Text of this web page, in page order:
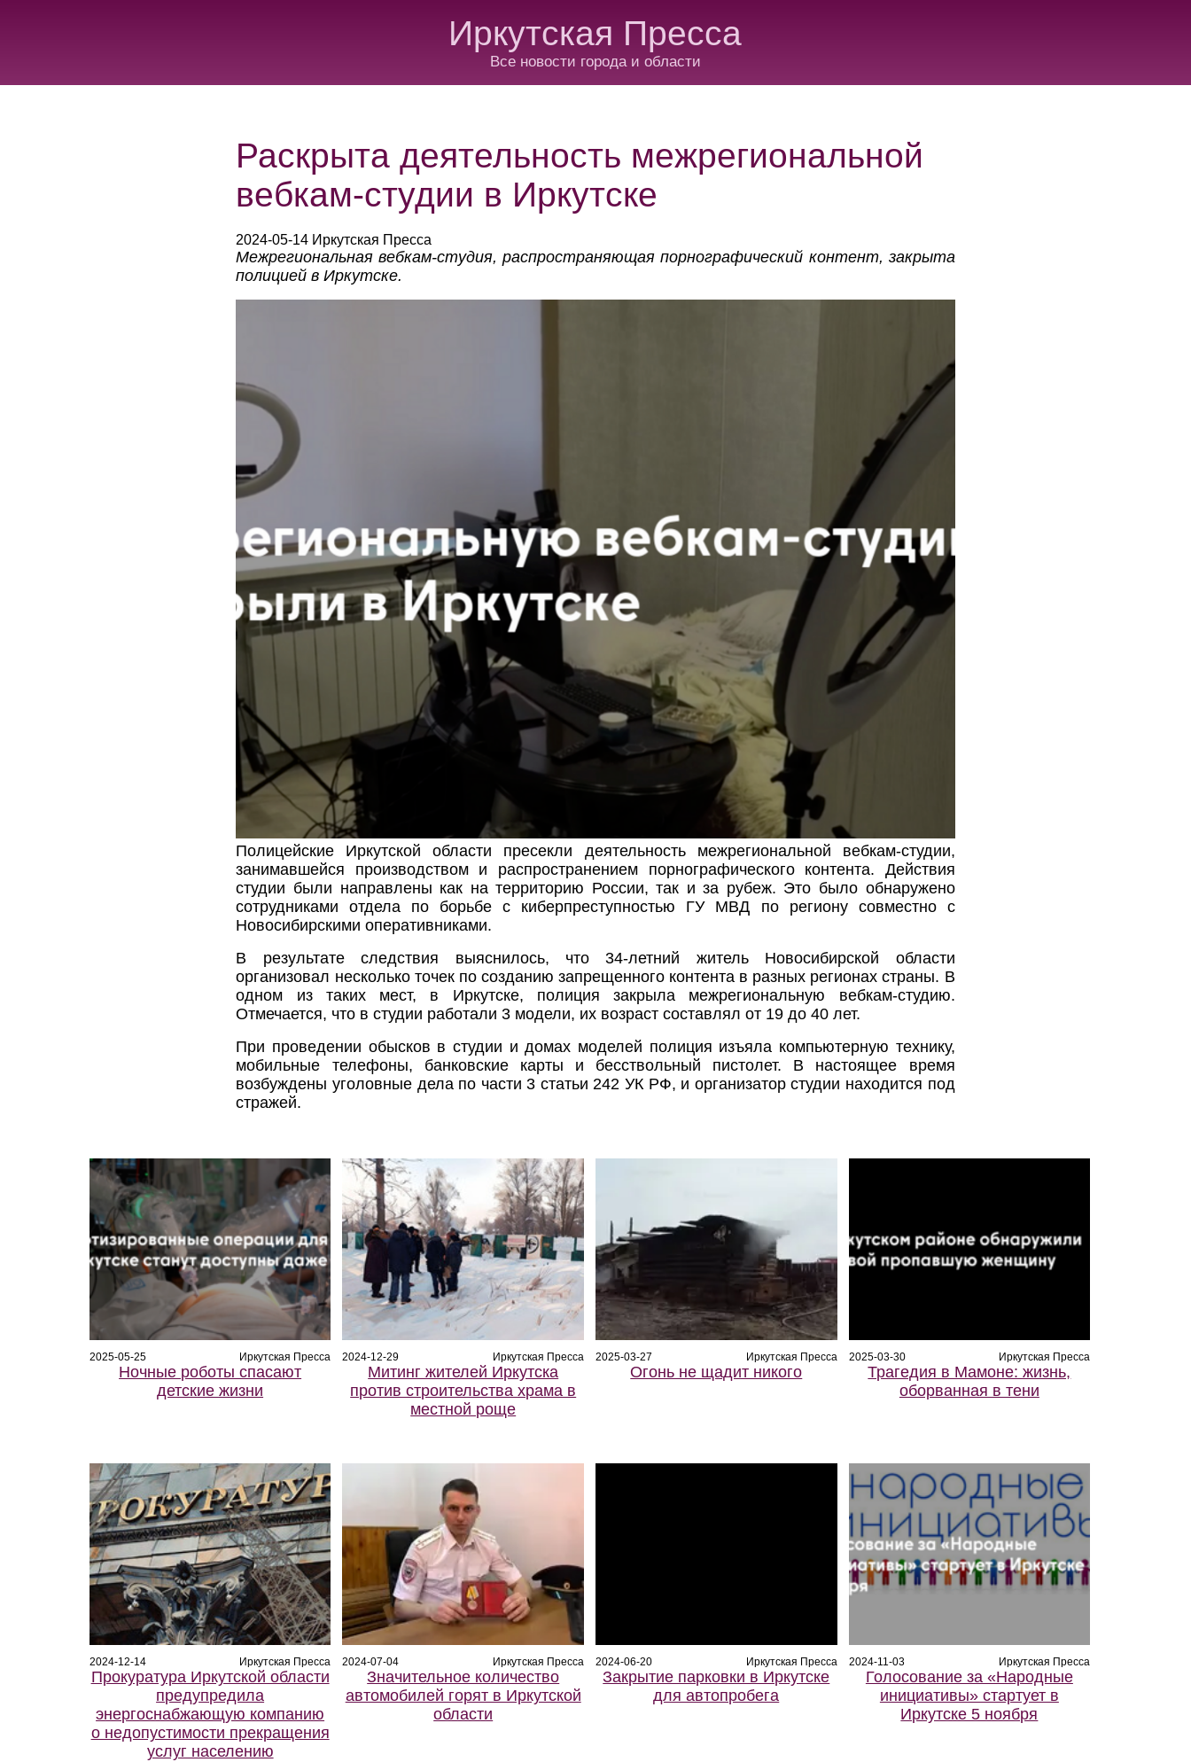
Иркутская Пресса
Все новости города и области
Раскрыта деятельность межрегиональной
вебкам-студии в Иркутске
2024-05-14 Иркутская Пресса
Межрегиональная вебкам-студия, распространяющая порнографический контент, закрыта
полицией в Иркутске.
Полицейские Иркутской области пресекли деятельность межрегиональной вебкам-студии,
занимавшейся производством и распространением порнографического контента. Действия
студии были направлены как на территорию России, так и за рубеж. Это было обнаружено
сотрудниками отдела по борьбе с киберпреступностью ГУ МВД по региону совместно с
Новосибирскими оперативниками.
В результате следствия выяснилось, что 34-летний житель Новосибирской области
организовал несколько точек по созданию запрещенного контента в разных регионах страны. В
одном из таких мест, в Иркутске, полиция закрыла межрегиональную вебкам-студию.
Отмечается, что в студии работали 3 модели, их возраст составлял от 19 до 40 лет.
При проведении обысков в студии и домах моделей полиция изъяла компьютерную технику,
мобильные телефоны, банковские карты и бесствольный пистолет. В настоящее время
возбуждены уголовные дела по части 3 статьи 242 УК РФ, и организатор студии находится под
стражей.
2025-05-25 Иркутская Пресса
Ночные роботы спасают
детские жизни
2024-12-29 Иркутская Пресса
Митинг жителей Иркутска
против строительства храма в
местной роще
2025-03-27 Иркутская Пресса
Огонь не щадит никого
2025-03-30 Иркутская Пресса
Трагедия в Мамоне: жизнь,
оборванная в тени
2024-12-14 Иркутская Пресса
Прокуратура Иркутской области
предупредила
энергоснабжающую компанию
о недопустимости прекращения
услуг населению
2024-07-04 Иркутская Пресса
Значительное количество
автомобилей горят в Иркутской
области
2024-06-20 Иркутская Пресса
Закрытие парковки в Иркутске
для автопробега
2024-11-03 Иркутская Пресса
Голосование за «Народные
инициативы» стартует в
Иркутске 5 ноября